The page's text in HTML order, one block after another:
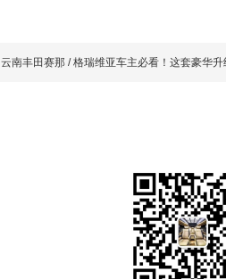
云南丰田赛那 / 格瑞维亚车主必看！这套豪华